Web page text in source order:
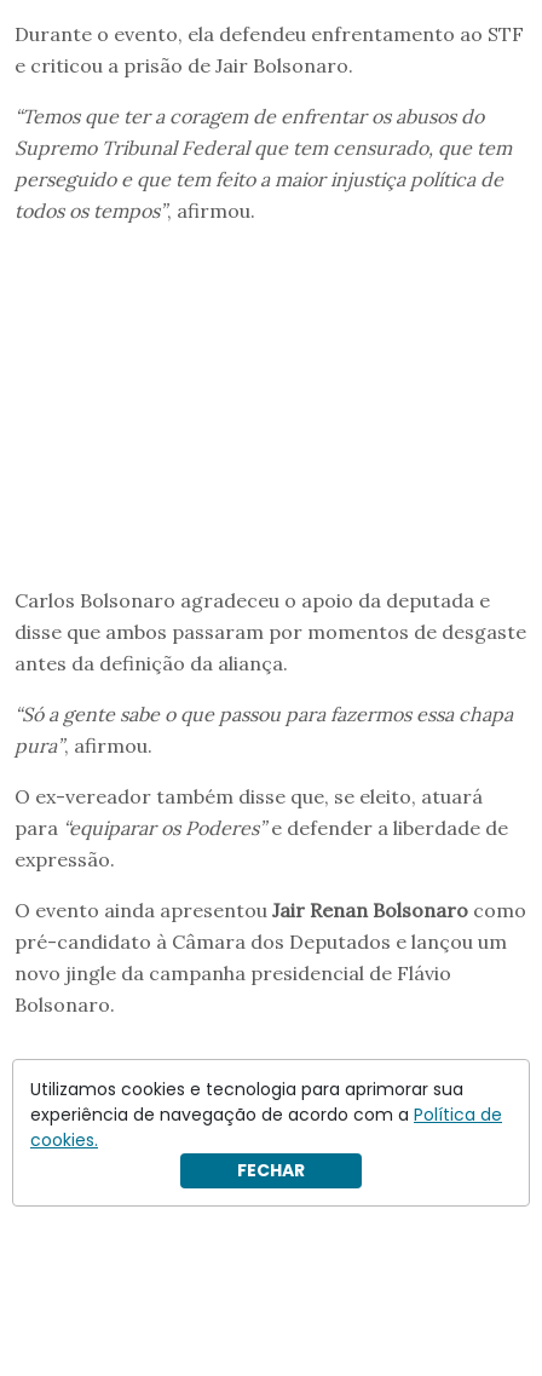
Durante o evento, ela defendeu enfrentamento ao STF
e criticou a prisão de Jair Bolsonaro.
“Temos que ter a coragem de enfrentar os abusos do
Supremo Tribunal Federal que tem censurado, que tem
perseguido e que tem feito a maior injustiça política de
todos os tempos”, afirmou.
Carlos Bolsonaro agradeceu o apoio da deputada e
disse que ambos passaram por momentos de desgaste
antes da definição da aliança.
“Só a gente sabe o que passou para fazermos essa chapa
pura”, afirmou.
O ex-vereador também disse que, se eleito, atuará
para “equiparar os Poderes”e defender a liberdade de
expressão.
O evento ainda apresentou Jair Renan Bolsonaro como
pré-candidato à Câmara dos Deputados e lançou um
novo jingle da campanha presidencial de Flávio
Bolsonaro.
Utilizamos cookies e tecnologia para aprimorar sua
experiência de navegação de acordo com a Política de
cookies.
FECHAR